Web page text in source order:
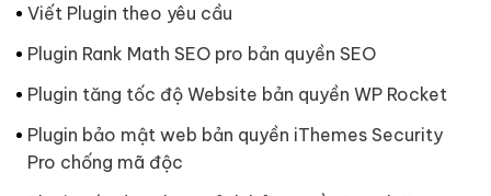
Viết Plugin theo yêu cầu
Plugin Rank Math SEO pro bản quyền SEO
Plugin tăng tốc độ Website bản quyền WP Rocket
Plugin bảo mật web bản quyền iThemes Security
Pro chống mã độc